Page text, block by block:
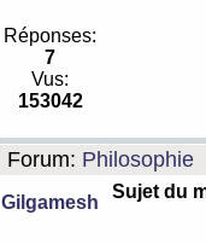
Réponses:
7
Vus:
153042
Forum: Philosophie
Gilgamesh
Sujet du